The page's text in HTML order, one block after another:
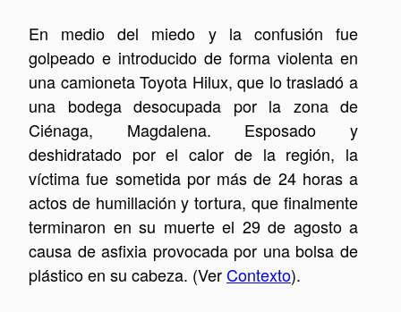
En medio del miedo y la confusión fue
golpeado e introducido de forma violenta en
una camioneta Toyota Hilux, que lo trasladó a
una bodega desocupada por la zona de
Ciénaga, Magdalena. Esposado y
deshidratado por el calor de la región, la
víctima fue sometida por más de 24 horas a
actos de humillación y tortura, que finalmente
terminaron en su muerte el 29 de agosto a
causa de asfixia provocada por una bolsa de
plástico en su cabeza. (VerContexto).